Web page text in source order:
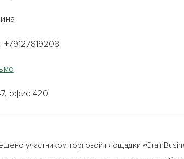
офис 420
участником торговой площадки